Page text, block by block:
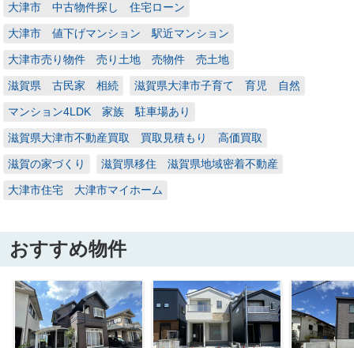
大津市 中古物件探し 住宅ローン
大津市 値下げマンション 駅近マンション
大津市売り物件 売り土地 売物件 売土地
滋賀県 古民家 相続 滋賀県大津市子育て 育児 自然
マンション4LDK 家族 駐車場あり
滋賀県大津市不動産買取 買取見積もり 高価買取
滋賀の家づくり 滋賀県移住 滋賀県地域密着不動産
大津市住宅 大津市マイホーム
おすすめ物件